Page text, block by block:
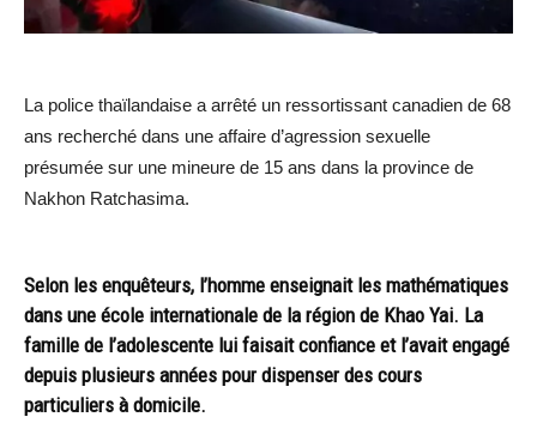
La police thaïlandaise a arrêté un ressortissant canadien de 68
ans recherché dans une affaire d’agression sexuelle
présumée sur une mineure de 15 ans dans la province de
Nakhon Ratchasima.
Selon les enquêteurs, l’homme enseignait les mathématiques
dans une école internationale de la région de Khao Yai. La
famille de l’adolescente lui faisait confiance et l’avait engagé
depuis plusieurs années pour dispenser des cours
particuliers à domicile.